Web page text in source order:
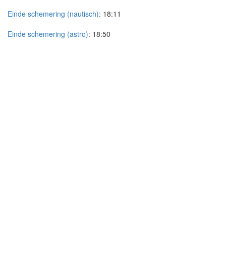
Einde schemering (nautisch): 18:11
Einde schemering (astro): 18:50